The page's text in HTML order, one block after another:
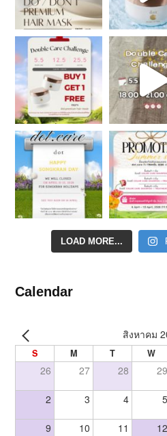
LOAD MORE...
Calendar
สิงหาคม
S M T W
26 27 28 29
2 3 4 5
9 10 11 12